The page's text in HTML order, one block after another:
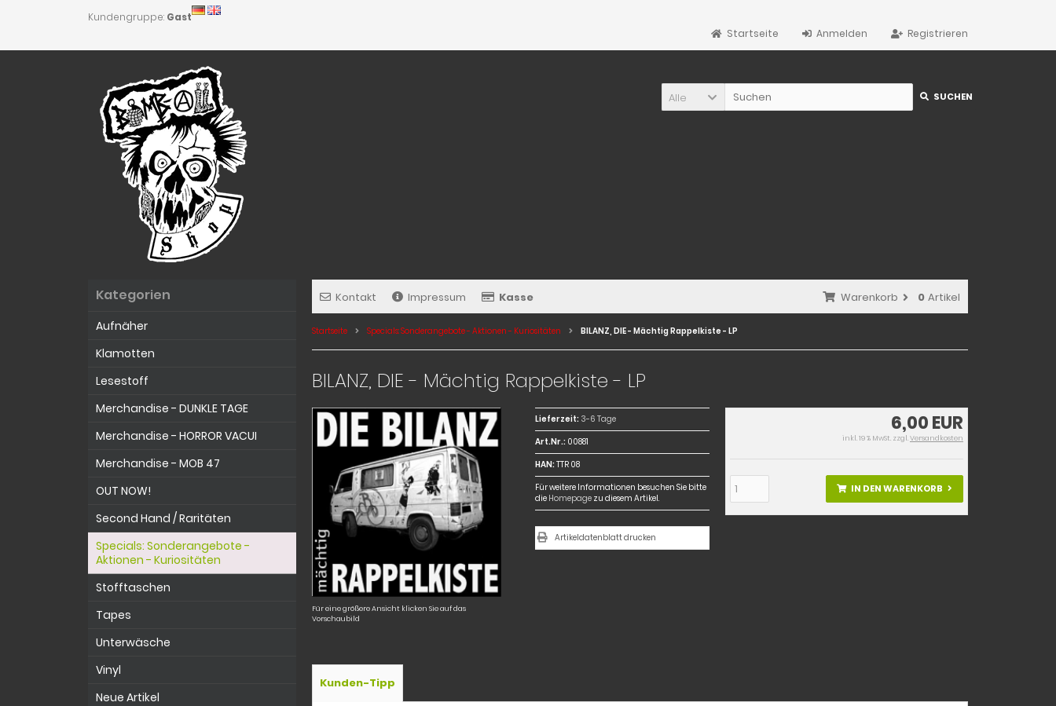
Kundengruppe: Gast
Registrieren
Anmelden
Startseite
Alle SUCHEN
Kontakt Impressum Kasse Warenkorb 0 Artikel
Startseite Specials: Sonderangebote - Aktionen - Kuriositäten BILANZ, DIE - Mächtig Rappelkiste - LP
BILANZ, DIE - Mächtig Rappelkiste - LP
Für eine größere Ansicht klicken Sie auf das
Vorschaubild
6,00 EUR
inkl. 19 % MwSt. zzgl.Versandkosten
IN DEN WARENKORB
Lieferzeit: 3-6 Tage
Art.Nr.: 00881
HAN:TTR 08
Für weitere Informationen besuchen Sie bitte
die Homepagezu diesem Artikel.
Artikeldatenblatt drucken
Kunden-Tipp
Kategorien
Aufnäher
Klamotten
Lesestoff
Merchandise - DUNKLE TAGE
Merchandise - HORROR VACUI
Merchandise - MOB 47
OUT NOW!
Second Hand / Raritäten
Specials: Sonderangebote -
Aktionen - Kuriositäten
Stofftaschen
Tapes
Unterwäsche
Vinyl
Neue Artikel